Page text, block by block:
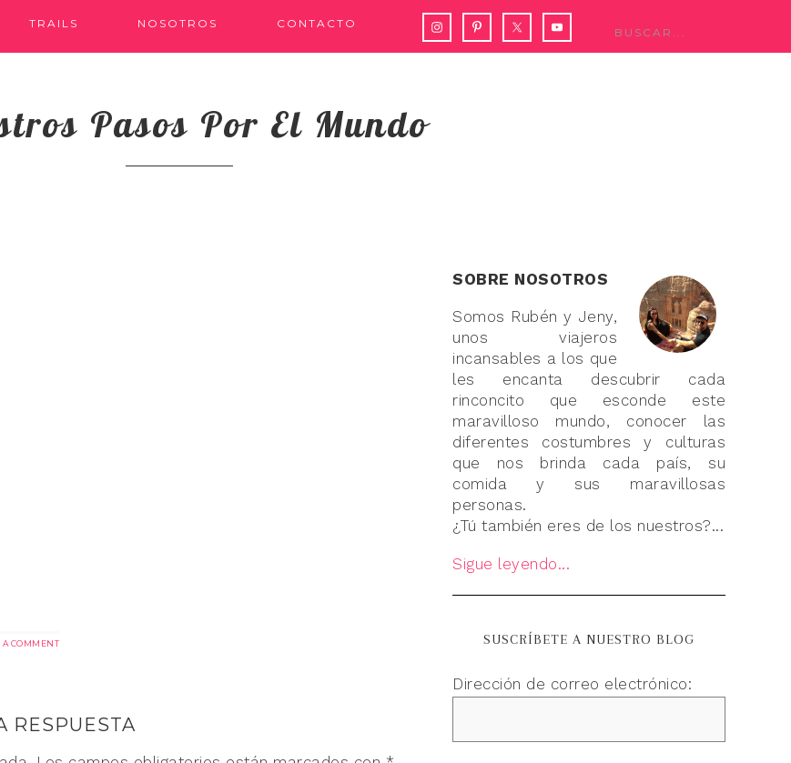
TRAILS NOSOTROS CONTACTO
Pasos Por El Mundo
A COMMENT
RESPUESTA
SOBRE NOSOTROS
Somos Rubén y Jeny,
unos viajeros
incansables a los que
les encanta descubrir cada
rinconcito que esconde este
maravilloso mundo, conocer las
diferentes costumbres y culturas
que nos brinda cada país, su
comida y sus maravillosas
personas.
¿Tú también eres de los nuestros?...
Sigue leyendo...
SUSCRÍBETE A NUESTRO BLOG
Dirección de correo electrónico: